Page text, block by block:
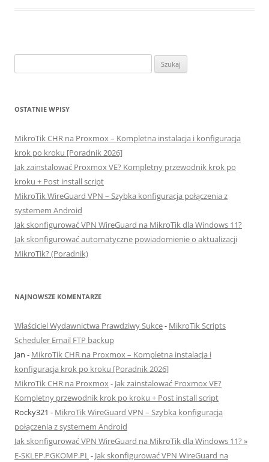
OSTATNIE WPISY
MikroTik CHR na Proxmox – Kompletna instalacja i konfiguracja
krok po kroku [Poradnik 2026]
Jak zainstalować Proxmox VE? Kompletny przewodnik krok po
kroku + Post install script
MikroTik WireGuard VPN – Szybka konfiguracja połączenia z
systemem Android
Jak skonfigurować VPN WireGuard na MikroTik dla Windows 11?
Jak skonfigurować automatyczne powiadomienie o aktualizacji
MikroTik? (Poradnik)
NAJNOWSZE KOMENTARZE
Właściciel Wydawnictwa Prawdziwy Sukce- MikroTik Scripts
Scheduler Email FTP backup
Jan - MikroTik CHR na Proxmox – Kompletna instalacja i
konfiguracja krok po kroku [Poradnik 2026]
MikroTik CHR na Proxmox- Jak zainstalować Proxmox VE?
Kompletny przewodnik krok po kroku + Post install script
Rocky321 - MikroTik WireGuard VPN – Szybka konfiguracja
połączenia z systemem Android
Jak skonfigurować VPN WireGuard na MikroTik dla Windows 11? »
E-SKLEP.PGKOMP.PL- Jak skonfigurować VPN WireGuard na